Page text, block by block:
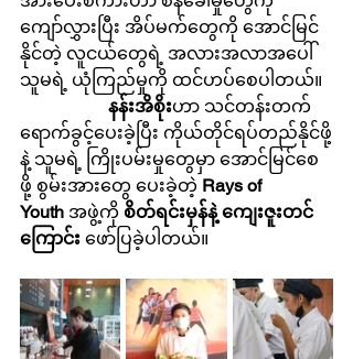
ကျော်လွှားပြီး အိပ်မက်တွေကို အောင်မြင်
နိုင်တဲ့ လူငယ်တွေရဲ့ အလားအလာအပေါ်
သူမရဲ့ ယုံကြည်မှုကို ထင်ဟပ်စေပါတယ်။
		နန်းအိစိုး
ဟာ သင်တန်းတက်
ရောက်ခွင့်ပေးခဲ့ပြီး ကိုယ်တိုင်ရပ်တည်နိုင်ဖို့
နဲ့ သူမရဲ့ ကြိုးပမ်းမှုတွေမှာ အောင်မြင်စေ
ဖို့ စွမ်းအားတွေ ပေးခဲ့တဲ့ Rays of
Youth အဖွဲ့ကို စိတ်ရင်းမှန်နဲ့ ကျေးဇူးတင်
ကြောင်း ဖော်ပြခဲ့ပါတယ်။